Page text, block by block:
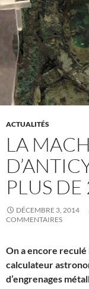
ACTUALITÉS
LA
PLUS
DÉCEMBRE 3, 2014
COMMENTAIRES
On a encore
calculateur
d’engrenages